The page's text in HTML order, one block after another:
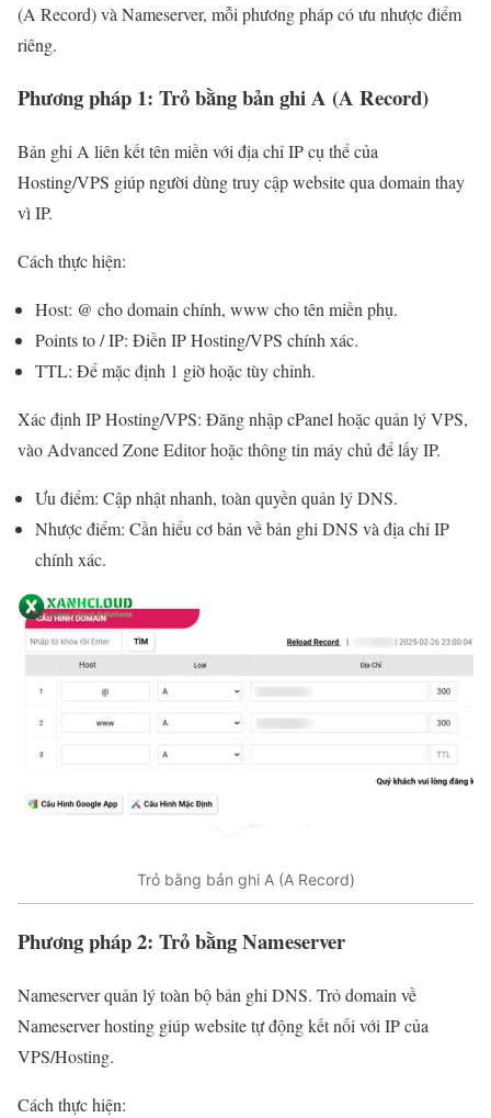
(A Record) và Nameserver, mỗi phương pháp có ưu nhược điểm
riêng.
Phương pháp 1: Trỏ bằng bản ghi A (A Record)
Bản ghi A liên kết tên miền với địa chỉ IP cụ thể của
Hosting/VPS giúp người dùng truy cập website qua domain thay
vì IP.
Cách thực hiện:
Host: @ cho domain chính, www cho tên miền phụ.
Points to / IP: Điền IP Hosting/VPS chính xác.
TTL: Để mặc định 1 giờ hoặc tùy chỉnh.
Xác định IP Hosting/VPS: Đăng nhập cPanel hoặc quản lý VPS,
vào Advanced Zone Editor hoặc thông tin máy chủ để lấy IP.
Ưu điểm: Cập nhật nhanh, toàn quyền quản lý DNS.
Nhược điểm: Cần hiểu cơ bản về bản ghi DNS và địa chỉ IP
chính xác.
Trỏ bằng bản ghi A (A Record)
Phương pháp 2: Trỏ bằng Nameserver
Nameserver quản lý toàn bộ bản ghi DNS. Trỏ domain về
Nameserver hosting giúp website tự động kết nối với IP của
VPS/Hosting.
Cách thực hiện: